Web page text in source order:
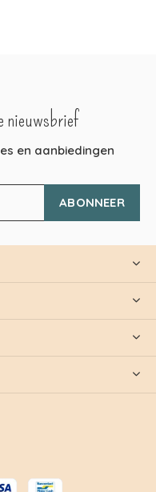
nieuwsbrief
en aanbiedingen
ABONNEER